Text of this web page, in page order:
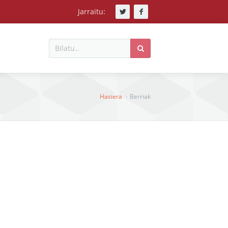
Jarraitu:
Bilatu
Hasiera
Hasiera Berriak